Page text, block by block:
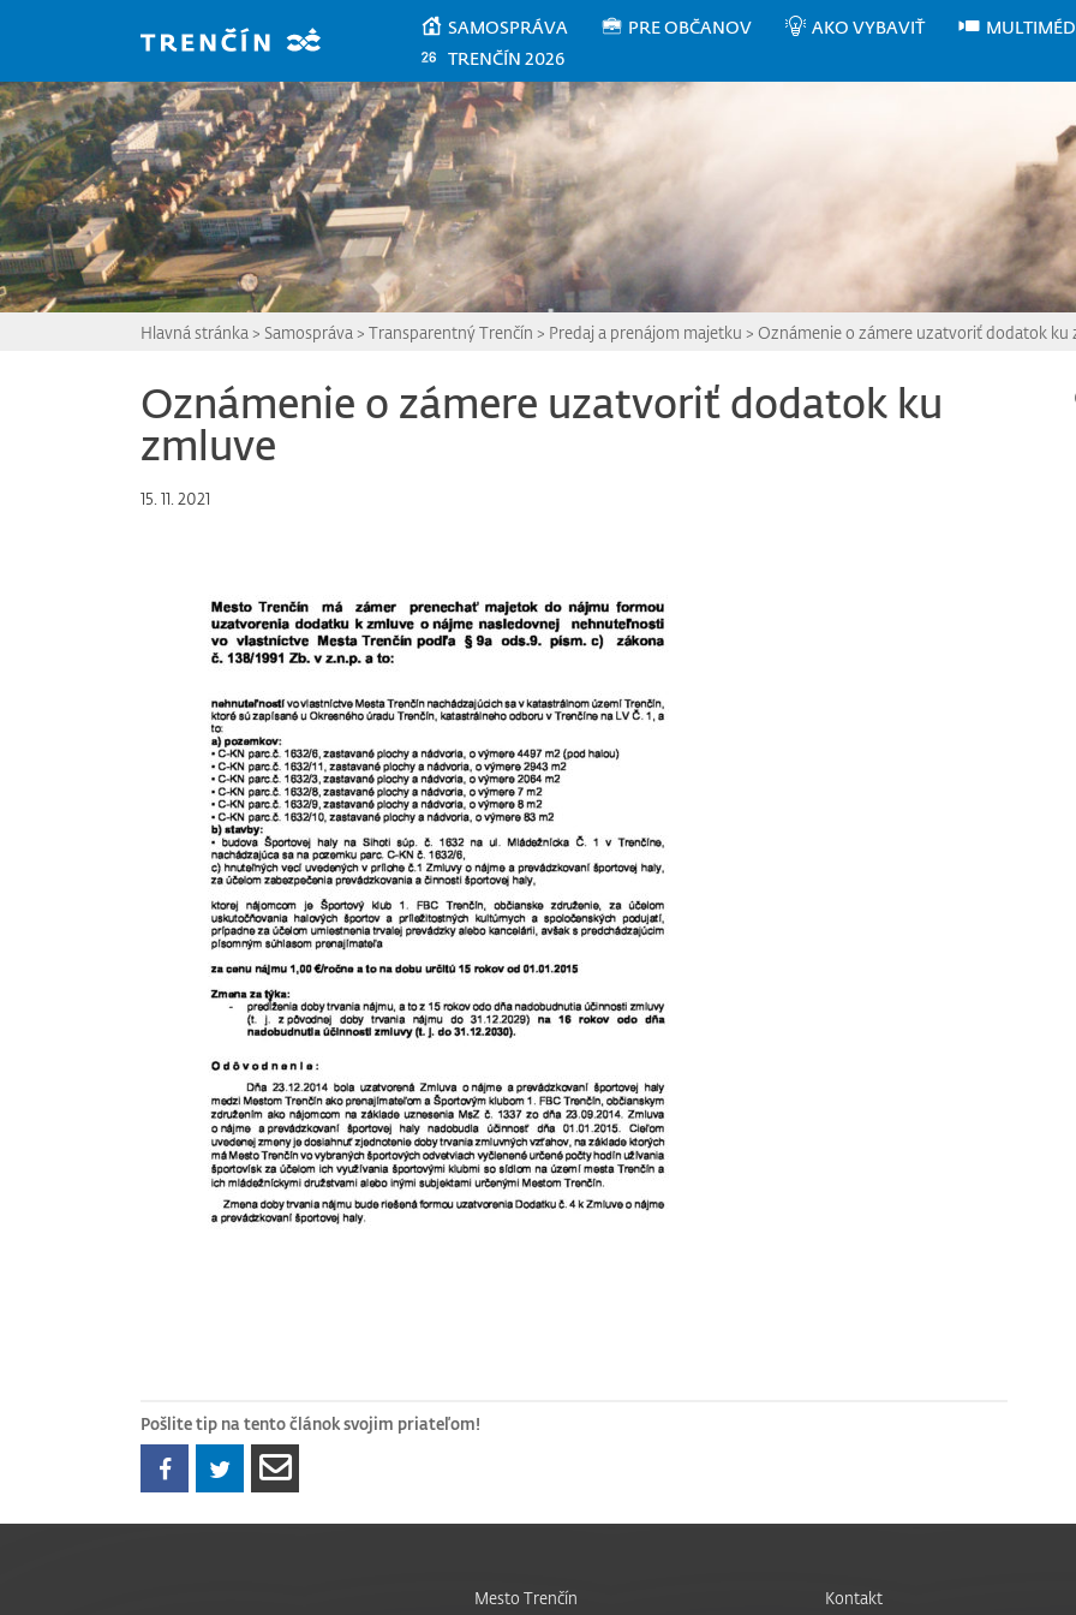
SAMOSPRÁVA PRE OBČANOV AKO VYBAVIŤ
TRENČÍN 2026
Hlavná stránka > Samospráva > Transparentný Trenčín > Predaj a prenájom majetku > Oznámenie o zámere uzatvoriť dodatok ku
Oznámenie o zámere uzatvoriť dodatok ku
zmluve
15. 11. 2021
Pošlite tip na tento článok svojim priateľom!
Mesto Trenčín Kontakt